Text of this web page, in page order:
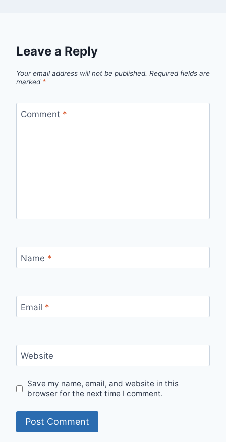
Leave a Reply
Your email address will not be published. Required fields are
marked *
Comment *
Name *
Email *
Website
Save my name, email, and website in this
browser for the next time I comment.